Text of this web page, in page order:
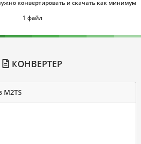
конвертировать и скачать как минимум
1 файл
КОНВЕРТЕР
M2TS